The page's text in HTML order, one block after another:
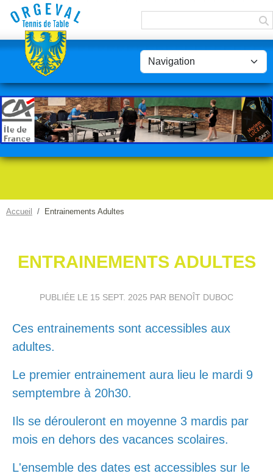
Accueil Entrainements Adultes
ENTRAINEMENTS ADULTES
PUBLIÉE LE 15 SEPT. 2025 PAR BENOÎT DUBOC
Ces entrainements sont accessibles aux
adultes.
Le premier entrainement aura lieu le mardi 9
semptembre à 20h30.
Ils se dérouleront en moyenne 3 mardis par
mois en dehors des vacances scolaires.
L'ensemble des dates est accessibles sur le
Panneau de gestion des cookies